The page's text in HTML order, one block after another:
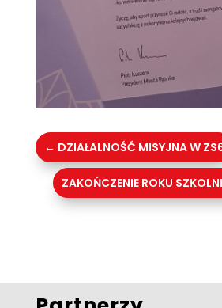
← DZIAŁALNOŚĆ MISYJNA W
ZAKOŃCZENIE ROKU